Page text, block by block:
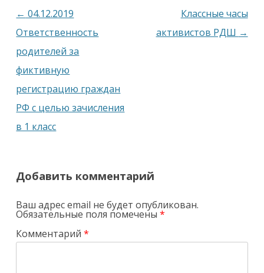
Навигация
по
записям
← 04.12.2019
Ответственность
родителей за
фиктивную
регистрацию граждан
РФ с целью зачисления
в 1 класс
Классные часы
активистов РДШ →
Добавить комментарий
Ваш адрес email не будет опубликован.
Обязательные поля помечены*
Комментарий*